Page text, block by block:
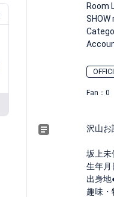
Room
SHOW
Fan： 0
沢山
坂上未
生年月
出身地
趣味・